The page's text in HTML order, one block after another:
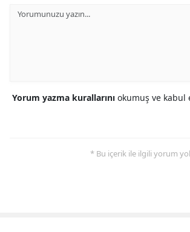
Yorum yazma kurallarını okumuş ve kabul
* Bu içerik ile ilgili yorum